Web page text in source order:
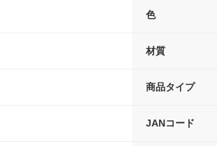
色
材質
商品タイプ
JANコード